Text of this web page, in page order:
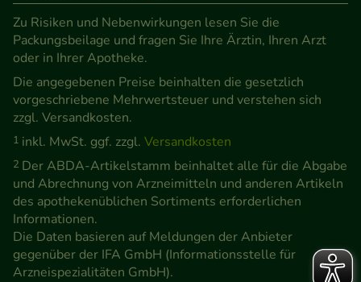
Zu Risiken und Nebenwirkungen lesen Sie die
Packungsbeilage und fragen Sie Ihre Ärztin, Ihren Arzt
oder in Ihrer Apotheke.
Die angegebenen Preise beinhalten die gesetzlich
vorgeschriebene Mehrwertsteuer und verstehen sich
zzgl. Versandkosten.
1 inkl. MwSt. ggf. zzgl. Versandkosten
2 Der ABDA-Artikelstamm beinhaltet alle für die Abgabe
und Abrechnung von Arzneimitteln und anderen Artikeln
des apothekenüblichen Sortiments erforderlichen
Informationen.
Die Daten basieren auf Meldungen der Anbieter
gegenüber der IFA GmbH (Informationsstelle für
Arzneispezialitäten GmbH).